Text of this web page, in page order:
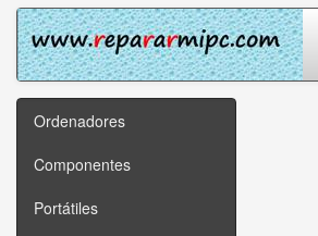
Ordenadores
Componentes
Portátiles